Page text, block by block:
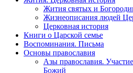
Жития святых и
Жизнеописания людей
Церковная история
Книги о Царской семье
Воспоминания. Письма
Основы православия
Азы православия.
Божий